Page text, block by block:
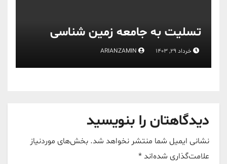
تسلیت به جامعه زمین شناسی
خرداد 29, 1403
دیدگاهتان را بنویسید
نشانی ایمیل شما منتشر نخواهد شد. بخش‌های موردنیاز
علامت‌گذاری شده‌اند *